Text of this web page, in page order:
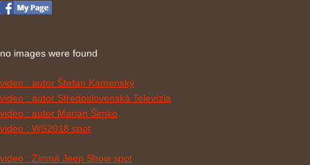
no images were found
video : autor Štefan Kamenský
video : autor Stredoslovenská Televízia
video : autor Marián Šimko
video : WS2018 spot
video : Zimná Jeep Show spot